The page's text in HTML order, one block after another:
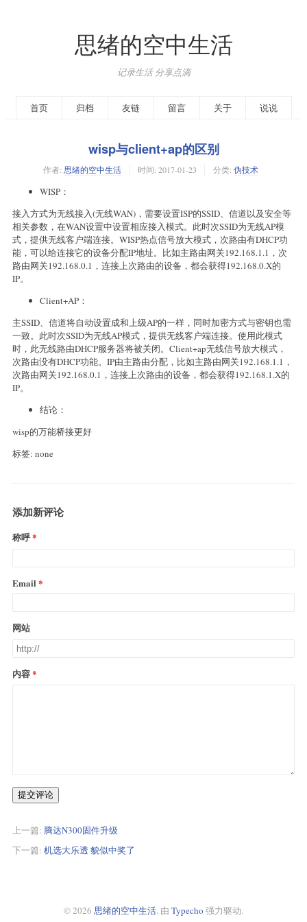
思绪的空中生活
记录生活 分享点滴
首页 归档 友链 留言 关于 说说
wisp与client+ap的区别
作者: 思绪的空中生活 时间: 2017-01-23 分类: 伪技术
WISP：
接入方式为无线接入(无线WAN)，需要设置ISP的SSID、信道以及安全等
相关参数，在WAN设置中设置相应接入模式。此时次SSID为无线AP模
式，提供无线客户端连接。WISP热点信号放大模式，次路由有DHCP功
能，可以给连接它的设备分配IP地址。比如主路由网关192.168.1.1，次
路由网关192.168.0.1，连接上次路由的设备，都会获得192.168.0.X的
IP。
Client+AP：
主SSID、信道将自动设置成和上级AP的一样，同时加密方式与密钥也需
一致。此时次SSID为无线AP模式，提供无线客户端连接。使用此模式
时，此无线路由DHCP服务器将被关闭。Client+ap无线信号放大模式，
次路由没有DHCP功能。IP由主路由分配，比如主路由网关192.168.1.1，
次路由网关192.168.0.1，连接上次路由的设备，都会获得192.168.1.X的
IP。
结论：
wisp的万能桥接更好
标签: none
添加新评论
称呼
Email
网站
内容
提交评论
上一篇: 腾达N300固件升级
下一篇: 机选大乐透 貌似中奖了
© 2026 思绪的空中生活. 由 Typecho 强力驱动.